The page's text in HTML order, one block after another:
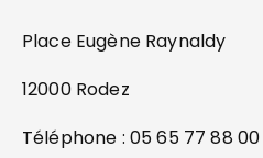
Place Eugène Raynaldy
12000 Rodez
Téléphone : 05 65 77 88 00